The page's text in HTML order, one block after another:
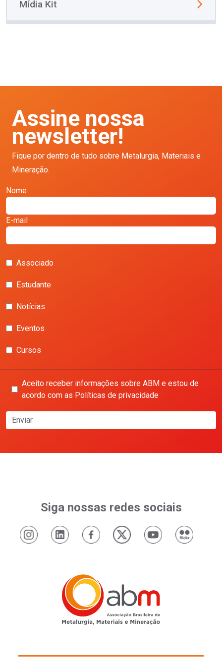
Mídia Kit
Assine nossa
newsletter!
Fique por dentro de tudo sobre Metalurgia, Materiais e
Mineração.
Nome
E-mail
Associado
Estudante
Notícias
Eventos
Cursos
Aceito receber informações sobre ABM e estou de
acordo com as Políticas de privacidade
Enviar
Siga nossas redes sociais